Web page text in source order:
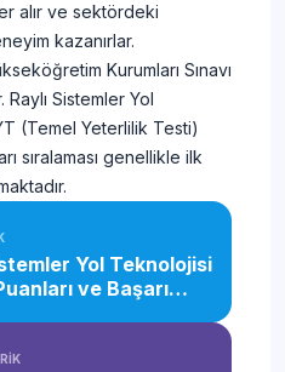
alır ve sektördeki
kazanırlar.
Kurumları Sınavı
Sistemler Yol
(Temel Yeterlilik Testi)
sıralaması genellikle ilk
Yol Teknolojisi
ve Başarı